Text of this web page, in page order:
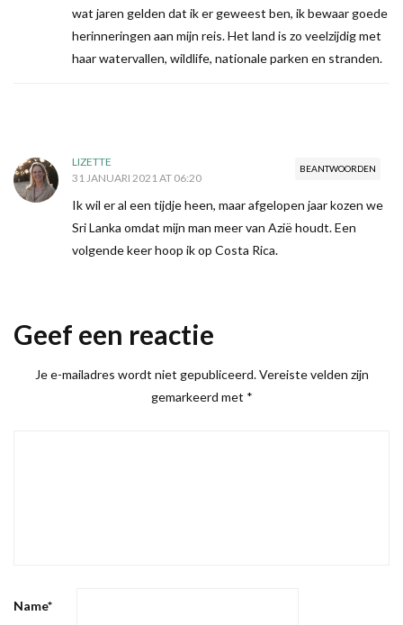
wat jaren gelden dat ik er geweest ben, ik bewaar goede
herinneringen aan mijn reis. Het land is zo veelzijdig met
haar watervallen, wildlife, nationale parken en stranden.
BEANTWOORDEN
LIZETTE
31 JANUARI 2021 AT 06:20
Ik wil er al een tijdje heen, maar afgelopen jaar kozen we
Sri Lanka omdat mijn man meer van Azië houdt. Een
volgende keer hoop ik op Costa Rica.
Geef een reactie
Je e-mailadres wordt niet gepubliceerd. Vereiste velden zijn
gemarkeerd met *
Name*